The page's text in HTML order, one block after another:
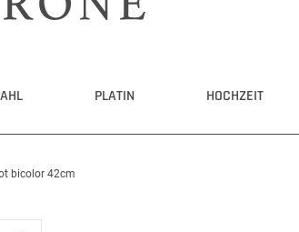
PLATIN HOCHZEIT
bicolor 42cm